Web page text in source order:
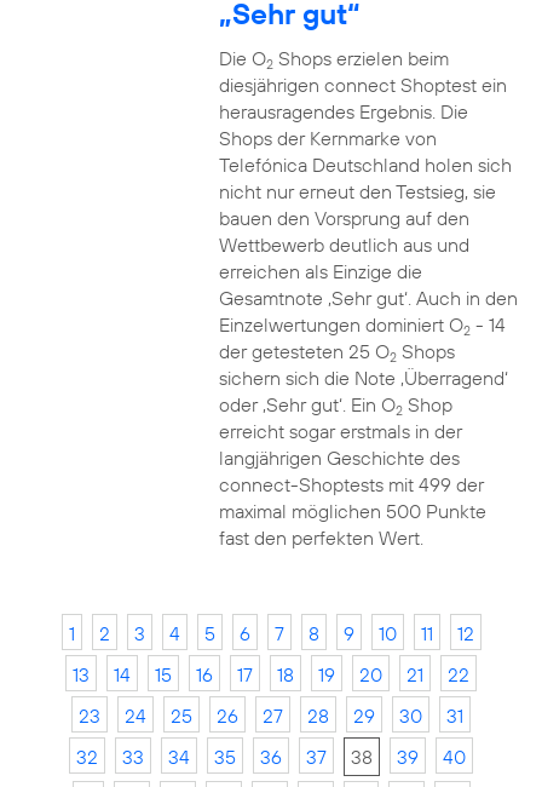
„Sehr gut“
Die O2Shops erzielen beim
diesjährigen connect Shoptest ein
herausragendes Ergebnis. Die
Shops der Kernmarke von
Telefónica Deutschland holen sich
nicht nur erneut den Testsieg, sie
bauen den Vorsprung auf den
Wettbewerb deutlich aus und
erreichen als Einzige die
Gesamtnote ‚Sehr gut‘. Auch in den
Einzelwertungen dominiert O2- 14
der getesteten 25 O2Shops
sichern sich die Note ‚Überragend‘
oder ‚Sehr gut‘. Ein O2Shop
erreicht sogar erstmals in der
langjährigen Geschichte des
connect-Shoptests mit 499 der
maximal möglichen 500 Punkte
fast den perfekten Wert.
1 2 3 4 5 6 7 8 9 10 11
12
13
14 15 16 17 18 19 20 21
22
23
24 25 26 27 28 29 30
31
32
33 34 35 36 37 38 39
40